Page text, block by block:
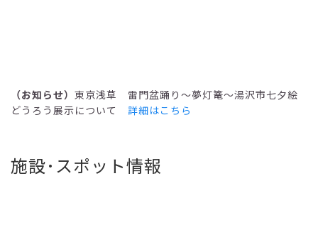
（お知らせ） 東京浅草 雷門盆踊り～夢灯篭～湯沢市七夕絵
どうろう展示について 詳細はこちら
施設･スポット情報